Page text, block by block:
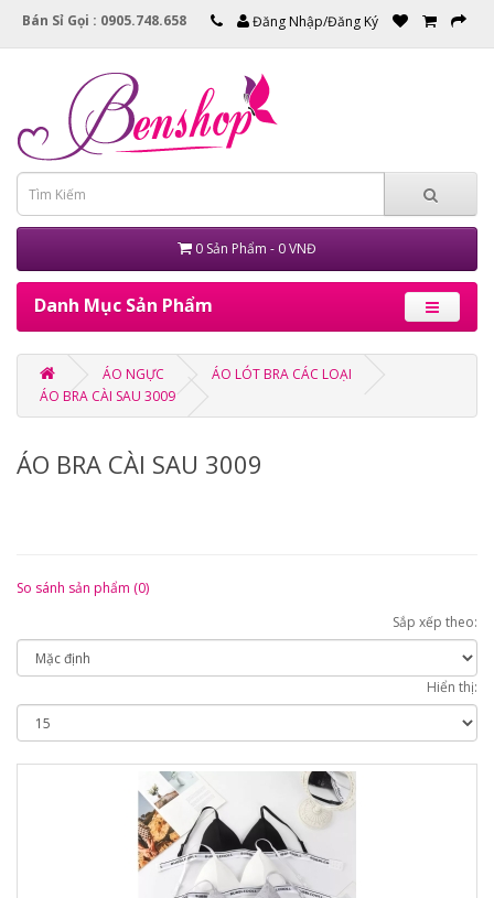
Bán Sỉ Gọi : 0905.748.658 Đăng Nhập/Đăng Ký
0 Sản Phẩm - 0 VNĐ
Danh Mục Sản Phẩm
ÁO NGỰC
ÁO LÓT BRA CÁC LOẠI
ÁO BRA CÀI SAU 3009
ÁO BRA CÀI SAU 3009
So sánh sản phẩm (0)
Sắp xếp theo:
Hiển thị: